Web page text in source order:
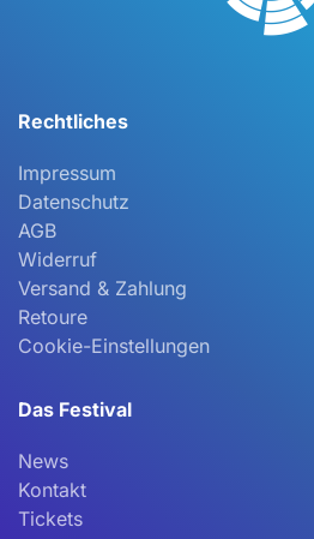
Produktseite
Rechtliches
Impressum
Datenschutz
AGB
Widerruf
Versand & Zahlung
Retoure
Cookie-Einstellungen
Das Festival
News
Kontakt
Tickets